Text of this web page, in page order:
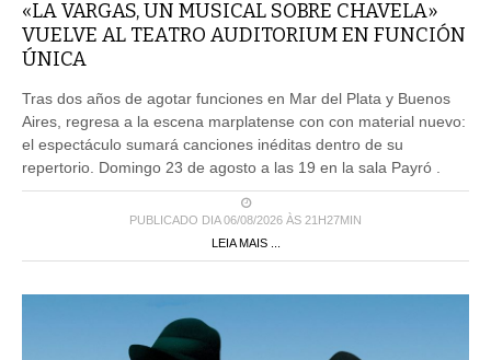
VUELVE AL TEATRO AUDITORIUM EN FUNCIÓN
ÚNICA
Aires, regresa a la escena marplatense con con material nuevo:
el espectáculo sumará canciones inéditas dentro de su
repertorio. Domingo 23 de agosto a las 19 en la sala Payró .
PUBLICADO DIA 06/08/2026 ÀS 21H27MIN
LEIA MAIS ...